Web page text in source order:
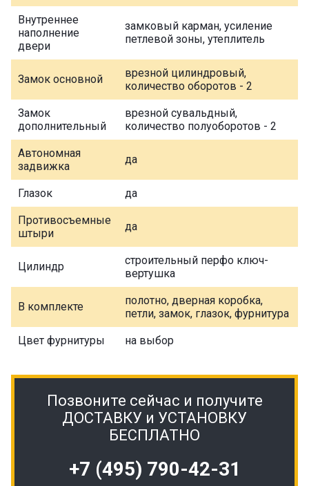
Внутреннее
наполнение
двери
замковый карман, усиление
петлевой зоны, утеплитель
Замок основной
врезной цилиндровый,
количество оборотов - 2
Замок
дополнительный
врезной сувальдный,
количество полуоборотов - 2
Автономная
задвижка
да
Глазок да
Противосъемные
штыри
да
Цилиндр
строительный перфо ключ-
вертушка
В комплекте
полотно, дверная коробка,
петли, замок, глазок, фурнитура
Цвет фурнитуры на выбор
Позвоните сейчас и получите
ДОСТАВКУ и УСТАНОВКУ
БЕСПЛАТНО
+7 (495) 790-42-31